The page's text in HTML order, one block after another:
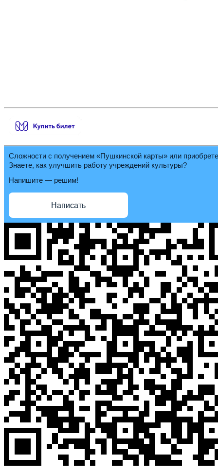
Сложности с получением «Пушкинской карты» или
Знаете, как улучшить работу учреждений культуры?
Напишите — решим!
Написать